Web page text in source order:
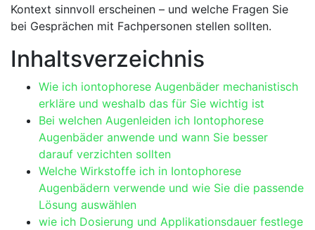
Kontext‌ sinnvoll erscheinen – und welche ⁢Fragen Sie
⁤bei Gesprächen mit Fachpersonen stellen sollten.
Inhaltsverzeichnis
Wie ich iontophorese ⁣Augenbäder mechanistisch
erkläre und‍ weshalb das⁣ für Sie wichtig ‌ist
Bei ⁢welchen Augenleiden ich Iontophorese
Augenbäder anwende und ⁤wann Sie ‍besser
⁢darauf verzichten sollten
Welche Wirkstoffe ich⁢ in Iontophorese
Augenbädern verwende und wie Sie die passende
‌Lösung auswählen
wie ich ⁤Dosierung und ⁣Applikationsdauer festlege